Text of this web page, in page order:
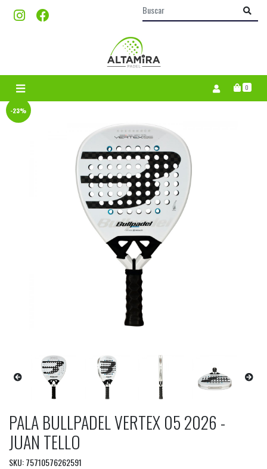
0
-23%
PALA BULLPADEL VERTEX 05 2026 -
JUAN TELLO
SKU: 75710576262591